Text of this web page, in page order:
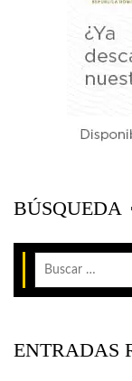
BÚSQUEDA
ENTRADAS